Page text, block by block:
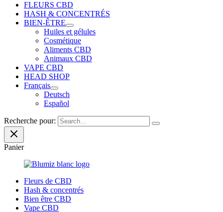
FLEURS CBD
HASH & CONCENTRÉS
BIEN-ÊTRE
Huiles et gélules
Cosmétique
Aliments CBD
Animaux CBD
VAPE CBD
HEAD SHOP
Français
Deutsch
Español
Recherche pour:
Panier
Fleurs de CBD
Hash & concentrés
Bien être CBD
Vape CBD